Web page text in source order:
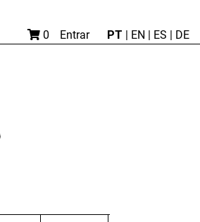
0 Entrar PT | EN | ES | DE